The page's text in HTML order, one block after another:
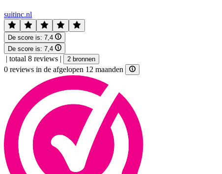
suitinc.nl
De score is: 7,4
De score is: 7,4
| totaal 8 reviews | 2 bronnen
0 reviews in de afgelopen 12 maanden